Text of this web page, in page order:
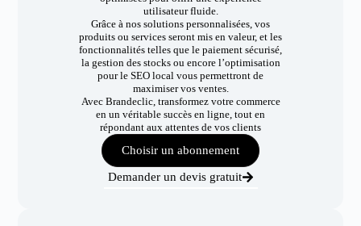
utilisateur fluide.
Grâce à nos solutions personnalisées, vos
produits ou services seront mis en valeur, et les
fonctionnalités telles que le paiement sécurisé,
la gestion des stocks ou encore l’optimisation
pour le SEO local vous permettront de
maximiser vos ventes.
Avec Brandeclic, transformez votre commerce
en un véritable succès en ligne, tout en
répondant aux attentes de vos clients
Choisir un abonnement
Demander un devis gratuit